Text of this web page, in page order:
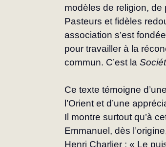
modèles de religion, de
Pasteurs et fidèles
association s’est
pour travailler à la
commun. C’est la
Ce texte témoigne
l’Orient et d’une
Il montre surtout qu’à
Emmanuel, dès
Henri Charlier : « Le